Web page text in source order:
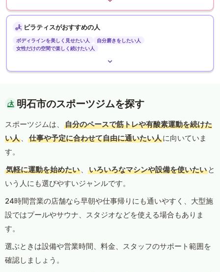
ピラティスがおすすめの人
ボディラインを美しく見せたい人
自分磨きをしたい人
女性だけの空間で楽しく続けたい人
明石市のスポーツジムを探す
スポーツジムは、
自分のペースで筋トレや有酸素運動を続けた
い人 、 仕事や予定に合わせて自由に通いたい人に向いていま
す。
気軽に運動を始めたい 、 いろいろなマシンや設備を使いたい と
いう人にも選びやすいジャンルです。
24時間営業の店舗なら早朝や仕事帰りにも通いやすく、大型施
設ではプールやサウナ、スタジオなどを使える場合もありま
す。
選ぶときは設備や営業時間、料金、スタッフのサポート範囲を
確認しましょう。